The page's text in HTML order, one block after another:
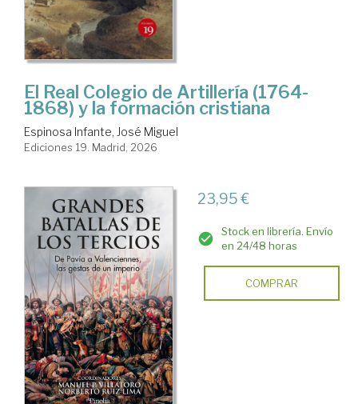
El Real Colegio de Artillería (1764-
1868) y la formación cristiana
Espinosa Infante, José Miguel
Ediciones 19. Madrid, 2026
23,95 €
Stock en librería. Envío
en 24/48 horas
COMPRAR